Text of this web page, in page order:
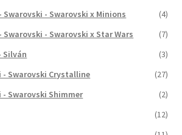
- Swarovski x Minions
(4)
- Swarovski x Star Wars
(7)
Silván
(3)
- Swarovski Crystalline
(27)
- Swarovski Shimmer
(2)
(12)